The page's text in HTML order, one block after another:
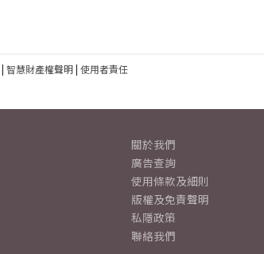
| 智慧財產權聲明| 使用者責任
關於我們
廣告查詢
使用條款及細則
版權及免責聲明
私隱政策
聯絡我們